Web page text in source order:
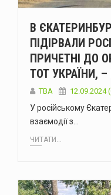
В
ПІДІРВАЛИ
ПРИЧЕТНІ ДО
ТОТ УКРАЇНИ, –
ТВА 12.09.2024
У російському
взаємодії з…
ЧИТАТИ...